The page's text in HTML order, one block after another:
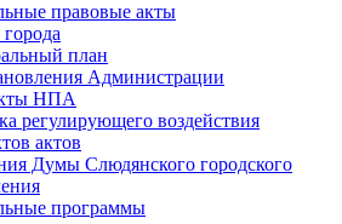
правовые акты
города
план
Администрации
НПА
регулирующего воздействия
актов
Думы Слюдянского городского
программы